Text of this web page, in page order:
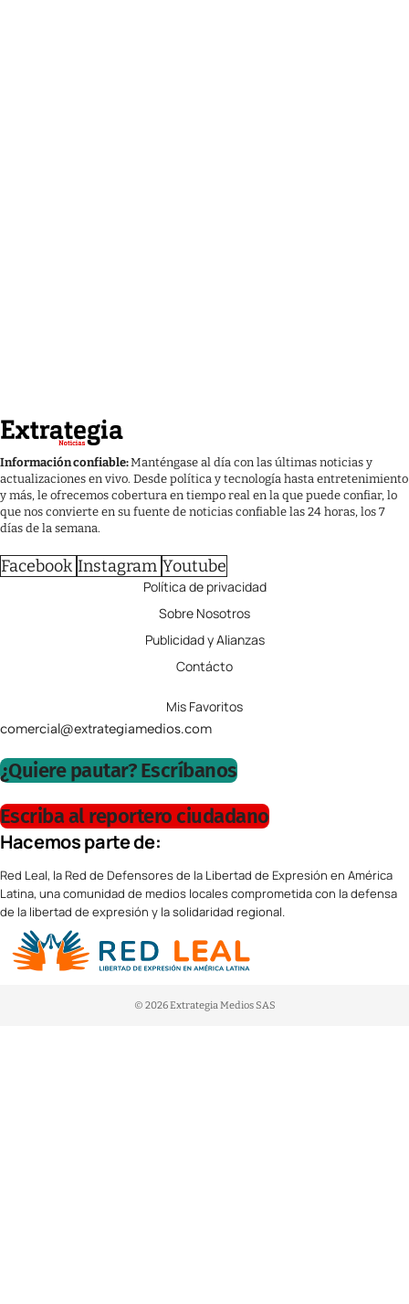
Información confiable:Manténgase al día con las últimas noticias y
actualizaciones en vivo. Desde política y tecnología hasta entretenimiento
y más, le ofrecemos cobertura en tiempo real en la que puede confiar, lo
que nos convierte en su fuente de noticias confiable las 24 horas, los 7
días de la semana.
Facebook Instagram Youtube
Política de privacidad
Sobre Nosotros
Publicidad y Alianzas
Contácto
Mis Favoritos
comercial@extrategiamedios.com
¿Quiere pautar? Escríbanos
Escriba al reportero ciudadano
Hacemos parte de:
Red Leal, la Red de Defensores de la Libertad de Expresión en América
Latina, una comunidad de medios locales comprometida con la defensa
de la libertad de expresión y la solidaridad regional.
© 2026 Extrategia Medios SAS